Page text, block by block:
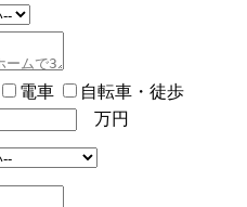
電車
自転車・徒歩
万円